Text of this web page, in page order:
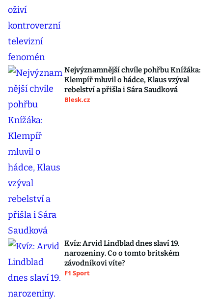
Nejvýznamnější chvíle pohřbu Knížáka:
Klempíř mluvil o hádce, Klaus vzýval
rebelství a přišla i Sára Saudková
Blesk.cz
Kvíz: Arvid Lindblad dnes slaví 19.
narozeniny. Co o tomto britském
závodníkovi víte?
F1 Sport